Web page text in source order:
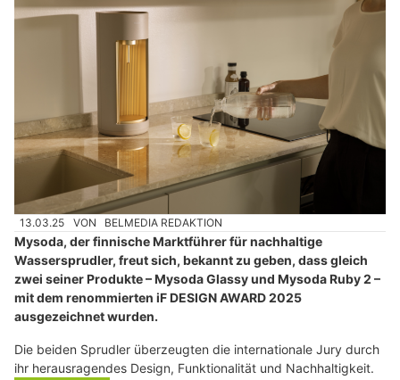
13.03.25 VON BELMEDIA REDAKTION
Mysoda, der finnische Marktführer für nachhaltige
Wassersprudler, freut sich, bekannt zu geben, dass gleich
zwei seiner Produkte – Mysoda Glassy und Mysoda Ruby 2 –
mit dem renommierten iF DESIGN AWARD 2025
ausgezeichnet wurden.
Die beiden Sprudler überzeugten die internationale Jury durch
ihr herausragendes Design, Funktionalität und Nachhaltigkeit.